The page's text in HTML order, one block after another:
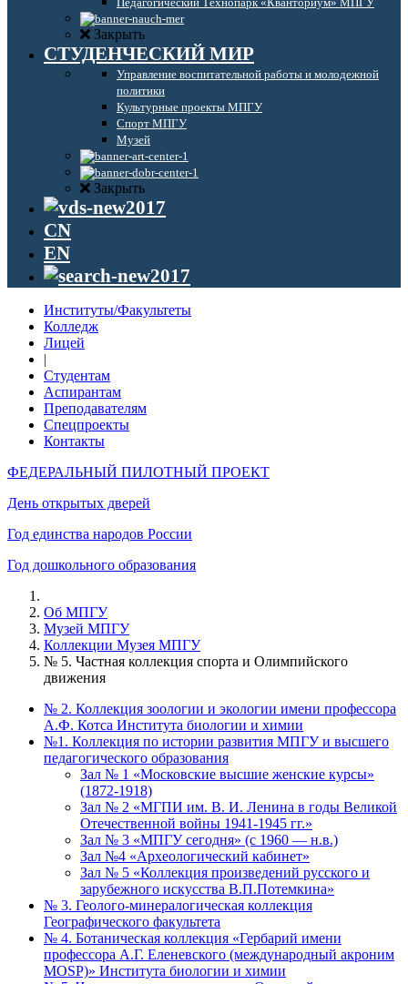
Закрыть
СТУДЕНЧЕСКИЙ МИР
Управление воспитательной работы и молодежной
политики
Культурные проекты МПГУ
Спорт МПГУ
Музей
Закрыть
CN
EN
Институты/Факультеты
Колледж
Лицей
|
Студентам
Аспирантам
Преподавателям
Спецпроекты
Контакты
ФЕДЕРАЛЬНЫЙ ПИЛОТНЫЙ ПРОЕКТ
День открытых дверей
Год единства народов России
Год дошкольного образования
Об МПГУ
Музей МПГУ
Коллекции Музея МПГУ
№ 5. Частная коллекция спорта и Олимпийского
движения
№ 2. Коллекция зоологии и экологии имени профессора
А.Ф. Котса Института биологии и химии
№1. Коллекция по истории развития МПГУ и высшего
педагогического образования
Зал № 1 «Московские высшие женские курсы»
(1872-1918)
Зал № 2 «МГПИ им. В. И. Ленина в годы Великой
Отечественной войны 1941-1945 гг.»
Зал № 3 «МПГУ сегодня» (с 1960 — н.в.)
Зал №4 «Археологический кабинет»
Зал № 5 «Коллекция произведений русского и
зарубежного искусства В.П.Потемкина»
№ 3. Геолого-минералогическая коллекция
Географического факультета
№ 4. Ботаническая коллекция «Гербарий имени
профессора А.Г. Еленевского (международный акроним
MOSP)» Института биологии и химии